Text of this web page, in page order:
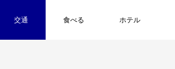
交通 食べる ホテル